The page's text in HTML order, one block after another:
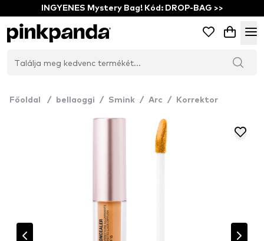
INGYENES Mystery Bag! Kód: DROP-BAG >>
Főoldal / bellaoggi / Smink / Arc / Korrektor